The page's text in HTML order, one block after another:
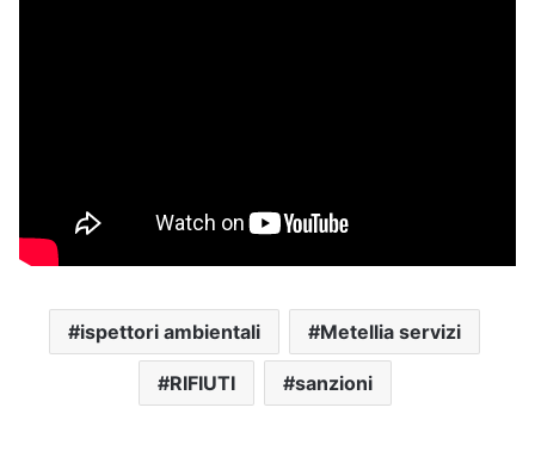
ispettori ambientali Metellia servizi
RIFIUTI sanzioni